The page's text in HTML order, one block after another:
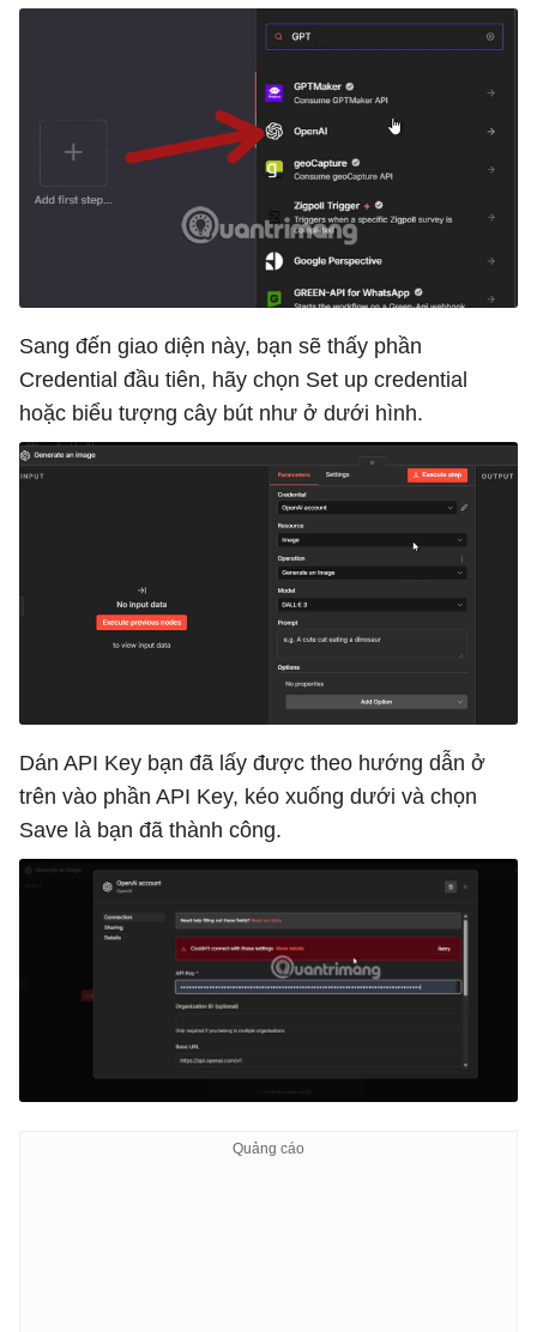
Sang đến giao diện này, bạn sẽ thấy phần
Credential đầu tiên, hãy chọn Set up credential
hoặc biểu tượng cây bút như ở dưới hình.
Dán API Key bạn đã lấy được theo hướng dẫn ở
trên vào phần API Key, kéo xuống dưới và chọn
Save là bạn đã thành công.